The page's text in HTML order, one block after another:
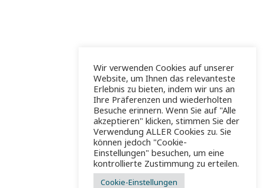
Wir verwenden Cookies auf unserer
Website, um Ihnen das relevanteste
Erlebnis zu bieten, indem wir uns an
Ihre Präferenzen und wiederholten
Besuche erinnern. Wenn Sie auf "Alle
akzeptieren" klicken, stimmen Sie der
Verwendung ALLER Cookies zu. Sie
können jedoch "Cookie-
Einstellungen" besuchen, um eine
kontrollierte Zustimmung zu erteilen.
Cookie-Einstellungen